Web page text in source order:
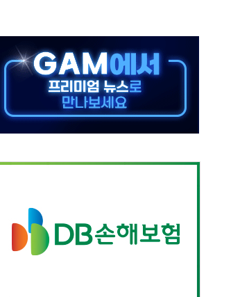
기록
다른 중동 화약고